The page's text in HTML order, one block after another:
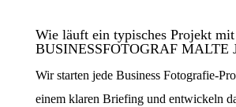
Wie läuft ein typisches Projekt mit
BUSINESSFOTOGRAF MALTE
Wir starten jede Business Fotografie-
einem klaren Briefing und entwickeln